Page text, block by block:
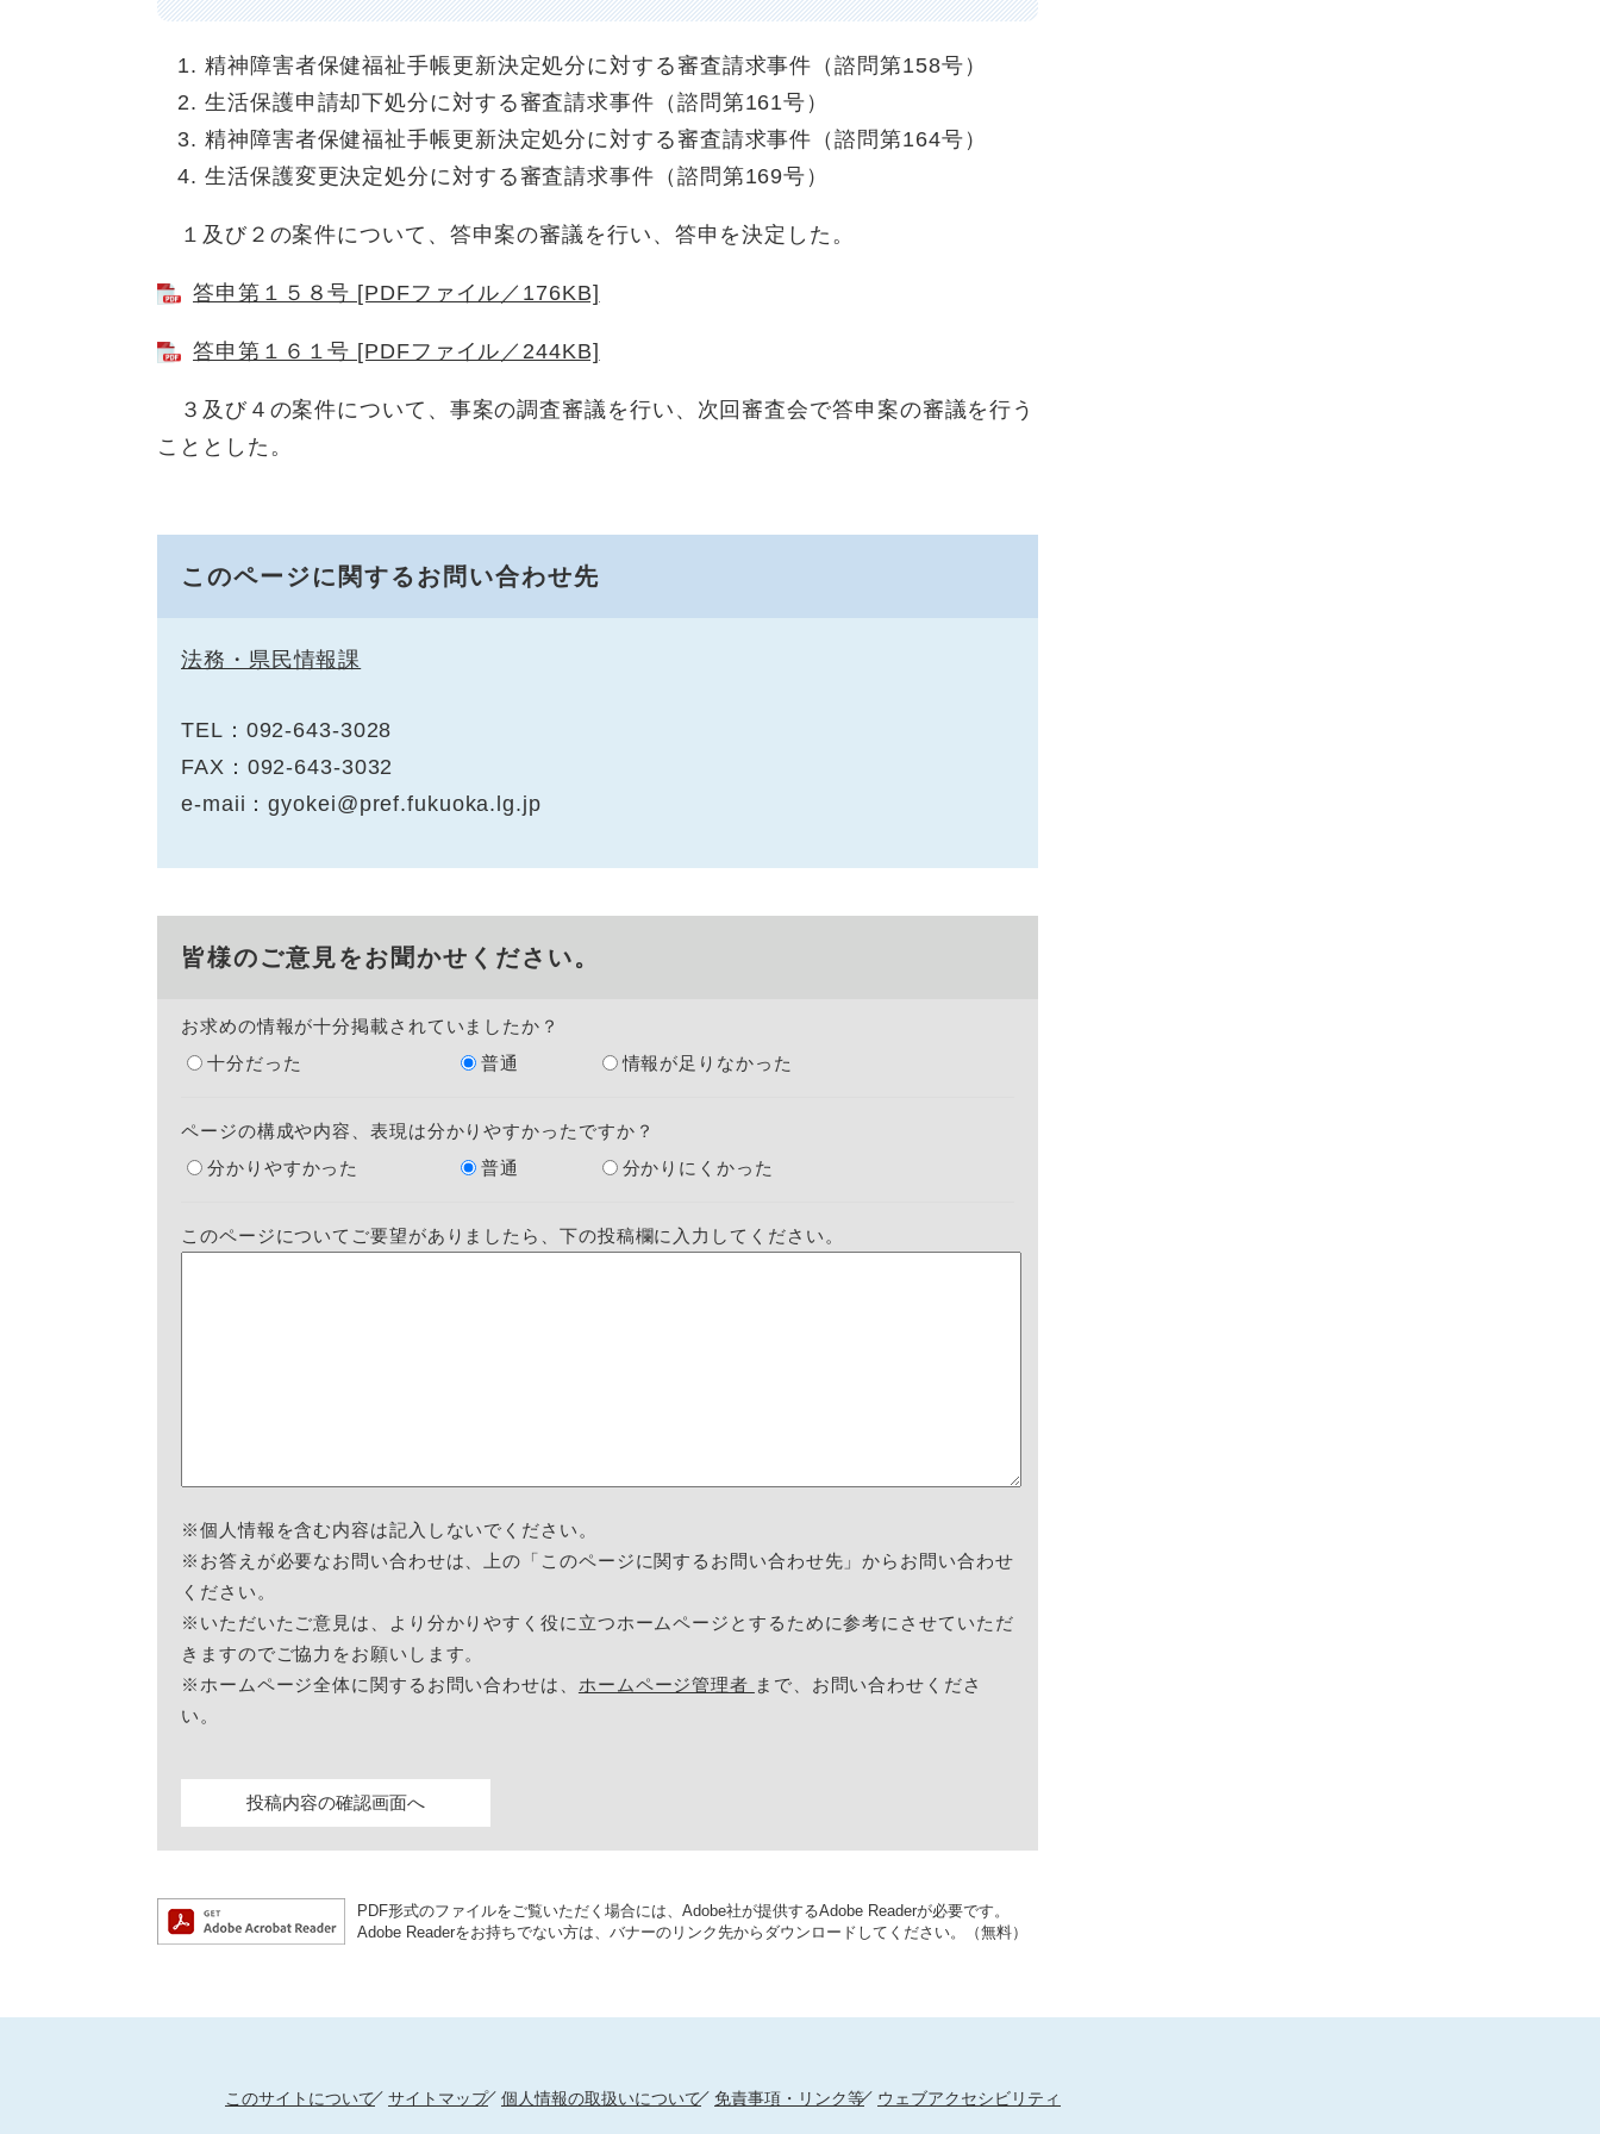
精神障害者保健福祉手帳更新決定処分に対する審査請求事件（諮問第158号）
生活保護申請却下処分に対する審査請求事件（諮問第161号）
精神障害者保健福祉手帳更新決定処分に対する審査請求事件（諮問第164号）
生活保護変更決定処分に対する審査請求事件（諮問第169号）
１及び２の案件について、答申案の審議を行い、答申を決定した。
答申第１５８号 [PDFファイル／176KB]
答申第１６１号 [PDFファイル／244KB]
３及び４の案件について、事案の調査審議を行い、次回審査会で答申案の審議を行う
こととした。
このページに関するお問い合わせ先
法務・県民情報課
TEL：092-643-3028
FAX：092-643-3032
e-maii：gyokei@pref.fukuoka.lg.jp
皆様のご意見をお聞かせください。
お求めの情報が十分掲載されていましたか？
十分だった
普通 情報が足りなかった
ページの構成や内容、表現は分かりやすかったですか？
分かりやすかった
普通 分かりにくかった
このページについてご要望がありましたら、下の投稿欄に入力してください。
※個人情報を含む内容は記入しないでください。
※お答えが必要なお問い合わせは、上の「このページに関するお問い合わせ先」からお問い合わせ
ください。
※いただいたご意見は、より分かりやすく役に立つホームページとするために参考にさせていただ
きますのでご協力をお願いします。
※ホームページ全体に関するお問い合わせは、 ホームページ管理者 まで、お問い合わせくださ
い。
PDF形式のファイルをご覧いただく場合には、Adobe社が提供するAdobe Readerが必要です。
Adobe Readerをお持ちでない方は、バナーのリンク先からダウンロードしてください。（無料）
このサイトについて サイトマップ 個人情報の取扱いについて 免責事項・リンク等 ウェブアクセシビリティ